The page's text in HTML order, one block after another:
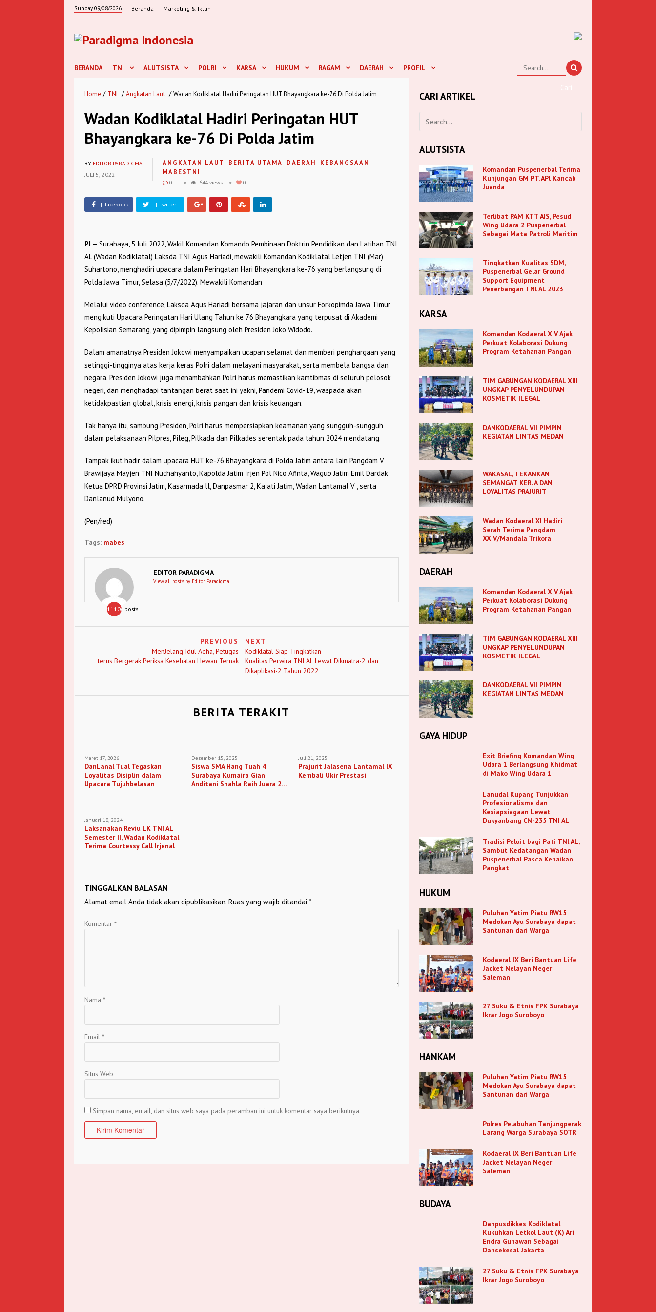
Sunday 09/08/2026 Beranda Marketing & Iklan
BERANDA TNI ALUTSISTA POLRI KARSA HUKUM RAGAM DAERAH PROFIL
Home / TNI / Angkatan Laut / Wadan Kodiklatal Hadiri Peringatan HUT Bhayangkara ke-76 Di Polda Jatim
Wadan Kodiklatal Hadiri Peringatan HUT
Bhayangkara ke-76 Di Polda Jatim
BY EDITOR PARADIGMA
JULI 5, 2022
ANGKATAN LAUT BERITA UTAMA DAERAH
KEBANGSAAN
MABESTNI
0 644 views 0
| facebook | twitter
PI – Surabaya, 5 Juli 2022, Wakil Komandan Komando Pembinaan Doktrin Pendidikan dan Latihan TNI
AL (Wadan Kodiklatal) Laksda TNI Agus Hariadi, mewakili Komandan Kodiklatal Letjen TNI (Mar)
Suhartono, menghadiri upacara dalam Peringatan Hari Bhayangkara ke-76 yang berlangsung di
Polda Jawa Timur, Selasa (5/7/2022). Mewakili Komandan
Melalui video conference, Laksda Agus Hariadi bersama jajaran dan unsur Forkopimda Jawa Timur
mengikuti Upacara Peringatan Hari Ulang Tahun ke 76 Bhayangkara yang terpusat di Akademi
Kepolisian Semarang, yang dipimpin langsung oleh Presiden Joko Widodo.
Dalam amanatnya Presiden Jokowi menyampaikan ucapan selamat dan memberi penghargaan yang
setinggi-tingginya atas kerja keras Polri dalam melayani masyarakat, serta membela bangsa dan
negara. Presiden Jokowi juga menambahkan Polri harus memastikan kamtibmas di seluruh pelosok
negeri, dan menghadapi tantangan berat saat ini yakni, Pandemi Covid-19, waspada akan
ketidakpastian global, krisis energi, krisis pangan dan krisis keuangan.
Tak hanya itu, sambung Presiden, Polri harus mempersiapkan keamanan yang sungguh-sungguh
dalam pelaksanaan Pilpres, Pileg, Pilkada dan Pilkades serentak pada tahun 2024 mendatang.
Tampak ikut hadir dalam upacara HUT ke-76 Bhayangkara di Polda Jatim antara lain Pangdam V
Brawijaya Mayjen TNI Nuchahyanto, Kapolda Jatim Irjen Pol Nico Afinta, Wagub Jatim Emil Dardak,
Ketua DPRD Provinsi Jatim, Kasarmada ll, Danpasmar 2, Kajati Jatim, Wadan Lantamal V , serta
Danlanud Mulyono.
(Pen/red)
Tags: mabes
11106 posts
EDITOR PARADIGMA
View all posts by Editor Paradigma
PREVIOUS
MenJelang Idul Adha, Petugas
terus Bergerak Periksa Kesehatan Hewan Ternak
NEXT
Kodiklatal Siap Tingkatkan
Kualitas Perwira TNI AL Lewat Dikmatra-2 dan
Dikaplikasi-2 Tahun 2022
BERITA TERAKIT
Maret 17, 2026
DanLanal Tual Tegaskan
Loyalitas Disiplin dalam
Upacara Tujuhbelasan
Desember 15, 2025
Siswa SMA Hang Tuah 4
Surabaya Kumaira Gian
Anditani Shahla Raih Juara 2
Juli 21, 2025
Prajurit Jalasena Lantamal IX
Kembali Ukir Prestasi
Januari 18, 2024
Laksanakan Reviu LK TNI AL
Semester II, Wadan Kodiklatal
Terima Courtessy Call Irjenal
TINGGALKAN BALASAN
Alamat email Anda tidak akan dipublikasikan. Ruas yang wajib ditandai *
Komentar *
Nama *
Email *
Situs Web
Simpan nama, email, dan situs web saya pada peramban ini untuk komentar saya berikutnya.
CARI ARTIKEL
ALUTSISTA
Komandan Puspenerbal Terima
Kunjungan GM PT. APl Kancab
Juanda
Terlibat PAM KTT AIS, Pesud
Wing Udara 2 Puspenerbal
Sebagai Mata Patroli Maritim
Tingkatkan Kualitas SDM,
Puspenerbal Gelar Ground
Support Equipment
Penerbangan TNl AL 2023
KARSA
Komandan Kodaeral XIV Ajak
Perkuat Kolaborasi Dukung
Program Ketahanan Pangan
TIM GABUNGAN KODAERAL XIII
UNGKAP PENYELUNDUPAN
KOSMETIK ILEGAL
DANKODAERAL VII PIMPIN
KEGIATAN LINTAS MEDAN
WAKASAL, TEKANKAN
SEMANGAT KERJA DAN
LOYALITAS PRAJURIT
Wadan Kodaeral XI Hadiri
Serah Terima Pangdam
XXIV/Mandala Trikora
DAERAH
Komandan Kodaeral XIV Ajak
Perkuat Kolaborasi Dukung
Program Ketahanan Pangan
TIM GABUNGAN KODAERAL XIII
UNGKAP PENYELUNDUPAN
KOSMETIK ILEGAL
DANKODAERAL VII PIMPIN
KEGIATAN LINTAS MEDAN
GAYA HIDUP
Exit Briefing Komandan Wing
Udara 1 Berlangsung Khidmat
di Mako Wing Udara 1
Lanudal Kupang Tunjukkan
Profesionalisme dan
Kesiapsiagaan Lewat
Dukyanbang CN-235 TNI AL
Tradisi Peluit bagi Pati TNl AL,
Sambut Kedatangan Wadan
Puspenerbal Pasca Kenaikan
Pangkat
HUKUM
Puluhan Yatim Piatu RW15
Medokan Ayu Surabaya dapat
Santunan dari Warga
Kodaeral IX Beri Bantuan Life
Jacket Nelayan Negeri
Saleman
27 Suku & Etnis FPK Surabaya
Ikrar Jogo Suroboyo
HANKAM
Puluhan Yatim Piatu RW15
Medokan Ayu Surabaya dapat
Santunan dari Warga
Polres Pelabuhan Tanjungperak
Larang Warga Surabaya SOTR
Kodaeral IX Beri Bantuan Life
Jacket Nelayan Negeri
Saleman
BUDAYA
Danpusdikkes Kodiklatal
Kukuhkan Letkol Laut (K) Ari
Endra Gunawan Sebagai
Dansekesal Jakarta
27 Suku & Etnis FPK Surabaya
Ikrar Jogo Suroboyo